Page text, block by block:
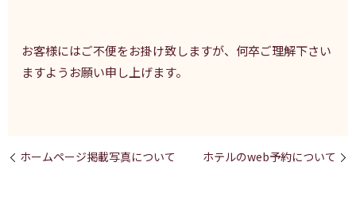
お客様にはご不便をお掛け致しますが、何卒ご理解下さい
ますようお願い申し上げます。
ホームページ掲載写真について ホテルのweb予約について